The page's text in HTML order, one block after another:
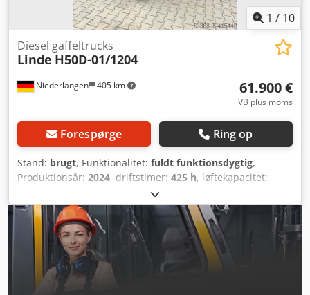
1 / 10
Niederlangen 405 km
Diesel gaffeltrucks
Linde H50D-01/1204
61.900 €
VB plus moms
Forespørge Ring op
Stand: brugt, Funktionalitet: fuldt funktionsdygtig,
Produktionsår: 2024, driftstimer: 425 h, løftekapacitet:
4.760 mm
mastetype:triplex, bygningshøjde:2.580 mm, drivtype:
Diesel , Diesel gaffeltruck Masttype: Triplex Stand: Klar til
brug og fuldt funktionsdygtig Teknisk stand: meget god
Csdpfx Ajzpccwog Heha 3. ventil, 4. ventil, varme,
partikel-/dieselpartikelfilter, fuldt lukket kabine,